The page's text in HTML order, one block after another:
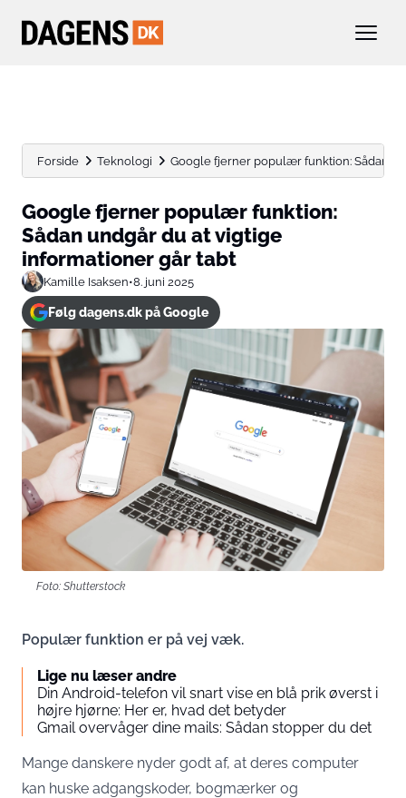
Forside Teknologi Google fjerner populær funktion: Sådan
Google fjerner populær funktion:
Sådan undgår du at vigtige
informationer går tabt
Kamille Isaksen•8. juni 2025
Følg dagens.dk på Google
Foto: Shutterstock
Populær funktion er på vej væk.
Lige nu læser andre
Din Android-telefon vil snart vise en blå prik øverst i
højre hjørne: Her er, hvad det betyder
Gmail overvåger dine mails: Sådan stopper du det
Mange danskere nyder godt af, at deres computer
kan huske adgangskoder, bogmærker og